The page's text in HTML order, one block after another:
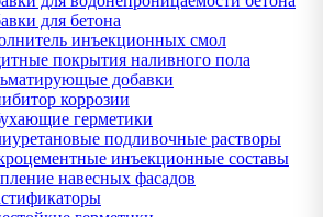
для бетона
инъекционных смол
покрытия наливного пола
добавки
коррозии
герметики
подливочные растворы
инъекционные составы
навесных фасадов